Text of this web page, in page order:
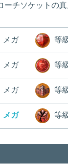
ーチソケットの
メガ 等
メガ 等
メガ 等
メガ 等